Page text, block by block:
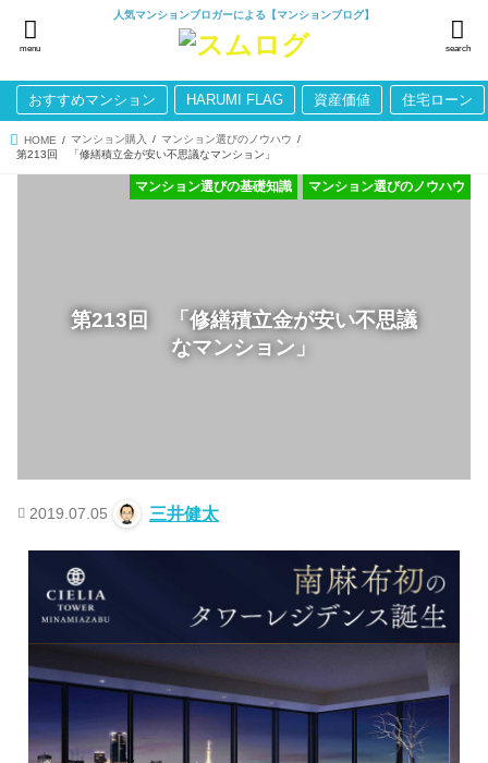
人気マンションブロガーによる【マンションブログ】
search
menu
おすすめマンション HARUMI FLAG 資産価値 住宅ローン
HOME マンション購入
マンション選びのノウハウ
第213回 「修繕積立金が安い不思議なマンション」
第213回 「修繕積立金が安い不思議
なマンション」
マンション選びのノウハウ
マンション選びの基礎知識
2019.07.05 三井健太